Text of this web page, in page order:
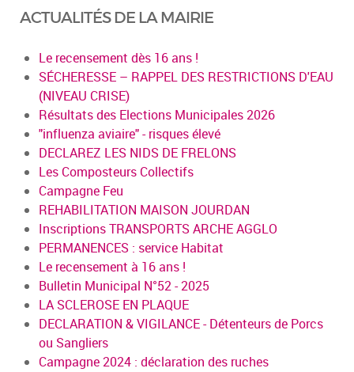
ACTUALITÉS DE LA MAIRIE
Le recensement dès 16 ans !
SÉCHERESSE – RAPPEL DES RESTRICTIONS D'EAU
(NIVEAU CRISE)
Résultats des Elections Municipales 2026
"influenza aviaire" - risques élevé
DECLAREZ LES NIDS DE FRELONS
Les Composteurs Collectifs
Campagne Feu
REHABILITATION MAISON JOURDAN
Inscriptions TRANSPORTS ARCHE AGGLO
PERMANENCES : service Habitat
Le recensement à 16 ans !
Bulletin Municipal N°52 - 2025
LA SCLEROSE EN PLAQUE
DECLARATION & VIGILANCE - Détenteurs de Porcs
ou Sangliers
Campagne 2024 : déclaration des ruches